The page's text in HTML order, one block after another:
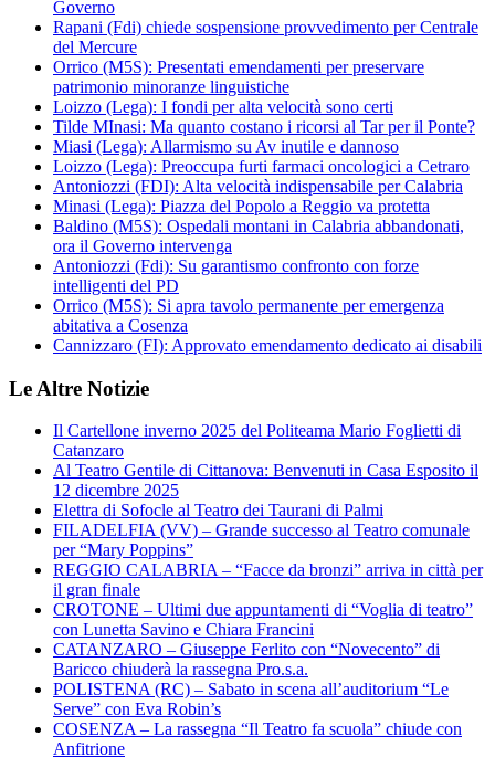
Governo
Rapani (Fdi) chiede sospensione provvedimento per Centrale
del Mercure
Orrico (M5S): Presentati emendamenti per preservare
patrimonio minoranze linguistiche
Loizzo (Lega): I fondi per alta velocità sono certi
Tilde MInasi: Ma quanto costano i ricorsi al Tar per il Ponte?
Miasi (Lega): Allarmismo su Av inutile e dannoso
Loizzo (Lega): Preoccupa furti farmaci oncologici a Cetraro
Antoniozzi (FDI): Alta velocità indispensabile per Calabria
Minasi (Lega): Piazza del Popolo a Reggio va protetta
Baldino (M5S): Ospedali montani in Calabria abbandonati,
ora il Governo intervenga
Antoniozzi (Fdi): Su garantismo confronto con forze
intelligenti del PD
Orrico (M5S): Si apra tavolo permanente per emergenza
abitativa a Cosenza
Cannizzaro (FI): Approvato emendamento dedicato ai disabili
Le Altre Notizie
Il Cartellone inverno 2025 del Politeama Mario Foglietti di
Catanzaro
Al Teatro Gentile di Cittanova: Benvenuti in Casa Esposito il
12 dicembre 2025
Elettra di Sofocle al Teatro dei Taurani di Palmi
FILADELFIA (VV) – Grande successo al Teatro comunale
per “Mary Poppins”
REGGIO CALABRIA – “Facce da bronzi” arriva in città per
il gran finale
CROTONE – Ultimi due appuntamenti di “Voglia di teatro”
con Lunetta Savino e Chiara Francini
CATANZARO – Giuseppe Ferlito con “Novecento” di
Baricco chiuderà la rassegna Pro.s.a.
POLISTENA (RC) – Sabato in scena all’auditorium “Le
Serve” con Eva Robin’s
COSENZA – La rassegna “Il Teatro fa scuola” chiude con
Anfitrione